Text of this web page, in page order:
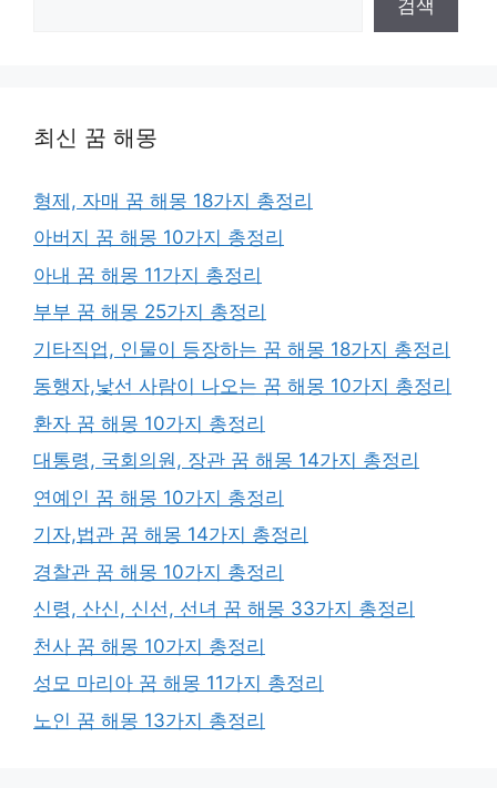
검색
최신 꿈 해몽
형제, 자매 꿈 해몽 18가지 총정리
아버지 꿈 해몽 10가지 총정리
아내 꿈 해몽 11가지 총정리
부부 꿈 해몽 25가지 총정리
기타직업, 인물이 등장하는 꿈 해몽 18가지 총정리
동행자,낯선 사람이 나오는 꿈 해몽 10가지 총정리
환자 꿈 해몽 10가지 총정리
대통령, 국회의원, 장관 꿈 해몽 14가지 총정리
연예인 꿈 해몽 10가지 총정리
기자,법관 꿈 해몽 14가지 총정리
경찰관 꿈 해몽 10가지 총정리
신령, 산신, 신선, 선녀 꿈 해몽 33가지 총정리
천사 꿈 해몽 10가지 총정리
성모 마리아 꿈 해몽 11가지 총정리
노인 꿈 해몽 13가지 총정리